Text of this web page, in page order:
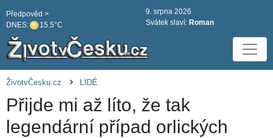
DNES: 15.5°C
Předpověd >
9. srpna 2026
Svátek slaví: Roman
ŽivotvČesku.cz LIDÉ
Přijde mi až líto, že tak
legendární případ orlických